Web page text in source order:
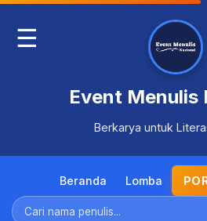
☰
Event Menulis
Berkarya untuk
Beranda Lomba